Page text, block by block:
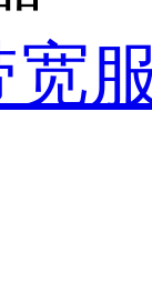
宽